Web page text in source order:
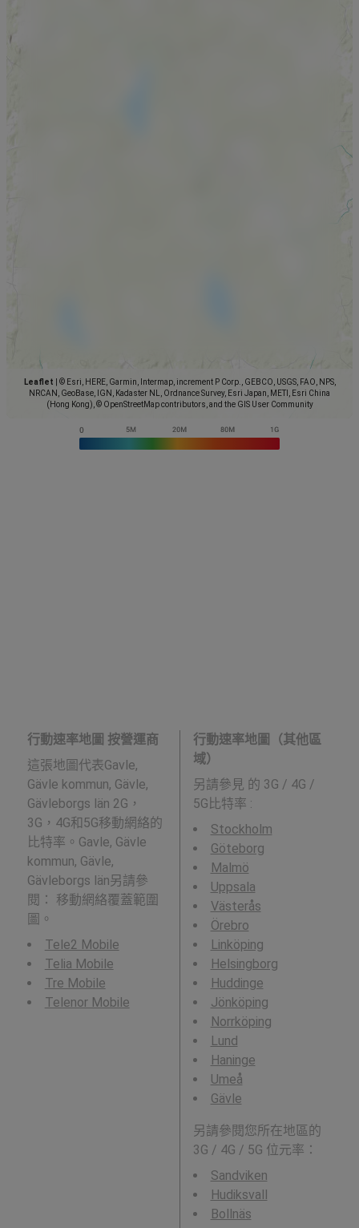
Leaflet
© Esri, HERE, Garmin, Intermap, increment P Corp., GEBCO, USGS, FAO, NPS,
NRCAN, GeoBase, IGN, Kadaster NL, Ordnance Survey, Esri Japan, METI, Esri China
(Hong Kong), © OpenStreetMap contributors, and the GIS User Community
行動速率地圖 按營運商
這張地圖代表Gavle,
Gävle kommun, Gävle,
Gävleborgs län 2G，
3G，4G和5G移動網絡的
比特率。Gavle, Gävle
kommun, Gävle,
Gävleborgs län另請參
閱： 移動網絡覆蓋範圍
圖。
Tele2 Mobile
Telia Mobile
Tre Mobile
Telenor Mobile
行動速率地圖（其他區
域）
另請參見 的 3G / 4G /
5G比特率 :
Stockholm
Göteborg
Malmö
Uppsala
Västerås
Örebro
Linköping
Helsingborg
Huddinge
Jönköping
Norrköping
Lund
Haninge
Umeå
Gävle
另請參閱您所在地區的
3G / 4G / 5G 位元率：
Sandviken
Hudiksvall
Bollnäs